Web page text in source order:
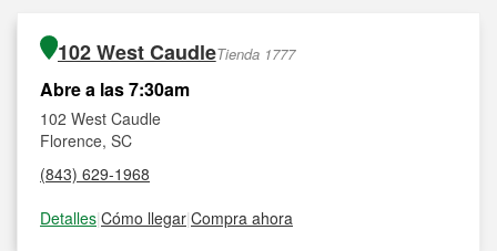
102 West CaudleTienda 1777
Abre a las 7:30am
102 West Caudle
Florence, SC
(843) 629-1968
Detalles|Cómo llegar|Compra ahora